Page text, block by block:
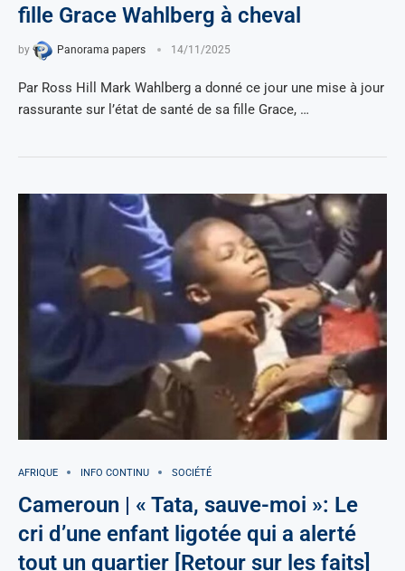
fille Grace Wahlberg à cheval
by Panorama papers 14/11/2025
Par Ross Hill Mark Wahlberg a donné ce jour une mise à jour
rassurante sur l’état de santé de sa fille Grace, …
AFRIQUE INFO CONTINU SOCIÉTÉ
Cameroun | « Tata, sauve-moi »: Le
cri d’une enfant ligotée qui a alerté
tout un quartier [Retour sur les faits]